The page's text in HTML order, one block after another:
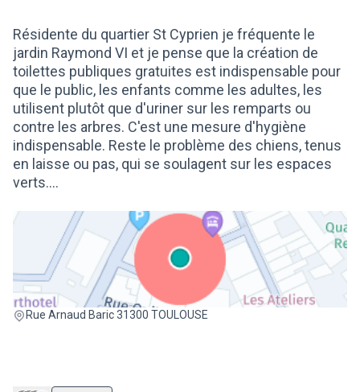
Résidente du quartier St Cyprien je fréquente le
jardin Raymond VI et je pense que la création de
toilettes publiques gratuites est indispensable pour
que le public, les enfants comme les adultes, les
utilisent plutôt que d'uriner sur les remparts ou
contre les arbres. C'est une mesure d'hygiène
indispensable. Reste le problème des chiens, tenus
en laisse ou pas, qui se soulagent sur les espaces
verts....
Rue Arnaud Baric 31300 TOULOUSE
(Lien externe)